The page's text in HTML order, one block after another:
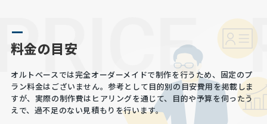
料金の目安
オルトベースでは完全オーダーメイドで制作を行うため、固定のプ
ラン料金はございません。参考として目的別の目安費用を掲載しま
すが、実際の制作費はヒアリングを通じて、
目的や予算を伺ったう
えで、過不足のない見積もりを行います。